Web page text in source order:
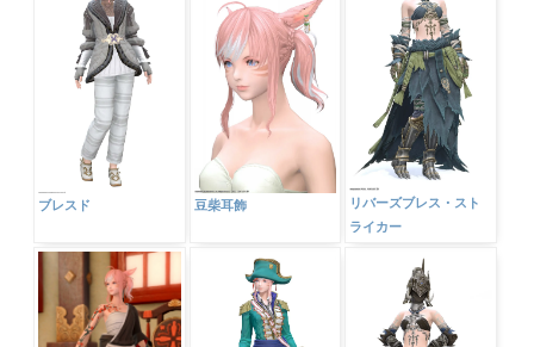
ブレスド 豆柴耳飾
リバーズブレス・スト
ライカー